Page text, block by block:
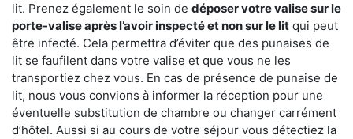
lit. Prenez également le soin de déposer votre valise sur le
porte-valise après l’avoir inspecté et non sur le lit qui peut
être infecté. Cela permettra d’éviter que des punaises de
lit se faufilent dans votre valise et que vous ne les
transportiez chez vous. En cas de présence de punaise de
lit, nous vous convions à informer la réception pour une
éventuelle substitution de chambre ou changer carrément
d’hôtel. Aussi si au cours de votre séjour vous détectiez la